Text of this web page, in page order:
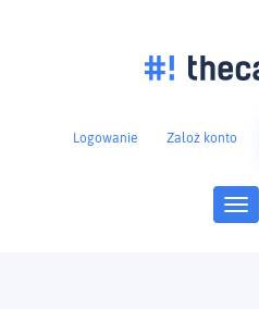
Logowanie Założ konto